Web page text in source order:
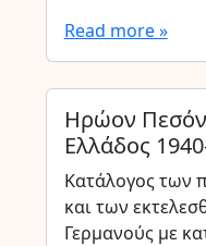
Read more »
Ηρώον
Ελλάδος
Κατάλογος των
και των
Γερμανούς με